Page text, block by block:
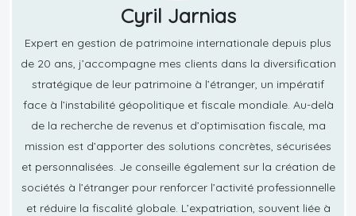
Cyril Jarnias
Expert en gestion de patrimoine internationale depuis plus
de 20 ans, j’accompagne mes clients dans la diversification
stratégique de leur patrimoine à l’étranger, un impératif
face à l’instabilité géopolitique et fiscale mondiale. Au-delà
de la recherche de revenus et d’optimisation fiscale, ma
mission est d’apporter des solutions concrètes, sécurisées
et personnalisées. Je conseille également sur la création de
sociétés à l’étranger pour renforcer l’activité professionnelle
et réduire la fiscalité globale. L’expatriation, souvent liée à